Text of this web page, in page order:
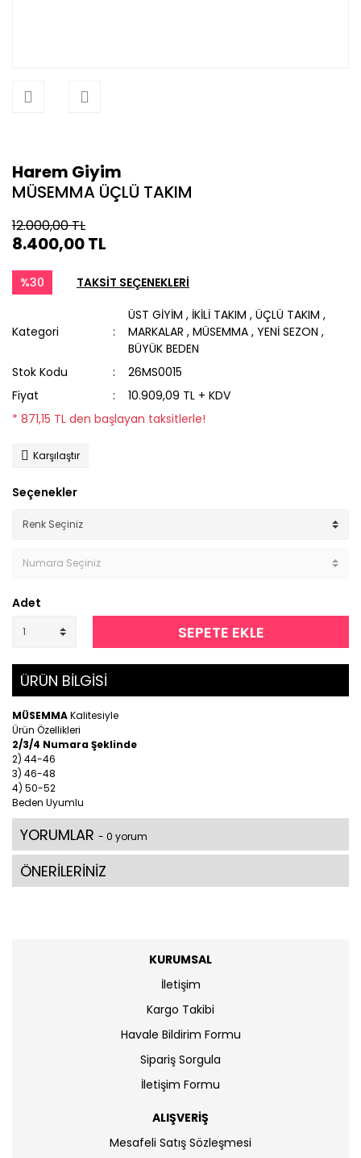
Harem Giyim
MÜSEMMA ÜÇLÜ TAKIM
12.000,00 TL
8.400,00 TL
%30 TAKSİT SEÇENEKLERİ
Kategori
ÜST GİYİM , İKİLİ TAKIM ,ÜÇLÜ TAKIM ,
MARKALAR ,MÜSEMMA,YENİ SEZON,
BÜYÜK BEDEN
Stok Kodu
26MS0015
Fiyat
10.909,09 TL + KDV
* 871,15 TL den başlayan taksitlerle!
Karşılaştır
Seçenekler
Adet
SEPETE EKLE
ÜRÜN BİLGİSİ
MÜSEMMAKalitesiyle
Ürün Özellikleri
2/3/4 Numara Şeklinde
2) 44-46
3) 46-48
4) 50-52
Beden Uyumlu
YORUMLAR - 0 yorum
ÖNERİLERİNİZ
KURUMSAL
İletişim
Kargo Takibi
Havale Bildirim Formu
Sipariş Sorgula
İletişim Formu
ALIŞVERİŞ
Mesafeli Satış Sözleşmesi